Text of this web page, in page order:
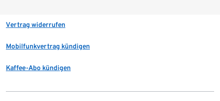
Vertrag widerrufen
Mobilfunkvertrag kündigen
Kaffee-Abo kündigen